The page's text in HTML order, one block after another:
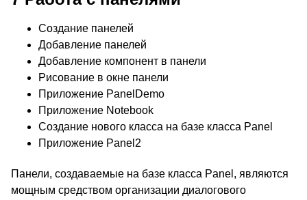
Создание панелей
Добавление панелей
Добавление компонент в панели
Рисование в окне панели
Приложение PanelDemo
Приложение Notebook
Создание нового класса на базе класса Panel
Приложение Panel2
Панели, создаваемые на базе класса Panel, являются
мощным средством организации диалогового